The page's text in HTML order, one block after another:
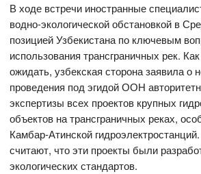
В ходе встречи иностранные
водно-экологической обстановкой в
позицией Узбекистана по ключевым
использования трансграничных рек.
ожидать, узбекская сторона заявила о
проведения под эгидой ООН
экспертизы всех проектов крупных
объектов на трансграничных реках,
Камбар-Атинской
считают, что эти проекты были
экологических стандартов.